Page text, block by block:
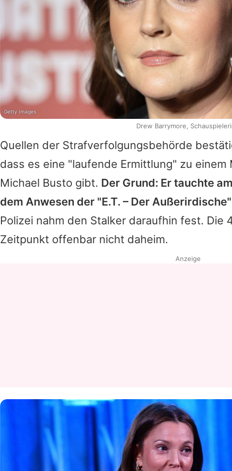
Quellen der Strafverfolgungsbehörde
dass es eine "laufende Ermittlung" zu einem
Michael Busto gibt. Der Grund: Er tauchte
dem Anwesen der "E.T. – Der
Polizei nahm den Stalker daraufhin fest. Die
Zeitpunkt offenbar nicht daheim.
Getty Images
Drew Barrymore,
Anzeige